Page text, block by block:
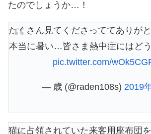
たのでしょうか…！
たくさん見てくださっててありが
本当に暑い…皆さま熱中症にはど
pic.twitter.com/
— 歳 (@raden108s) 2019
猫に占領されていた来客用座布団